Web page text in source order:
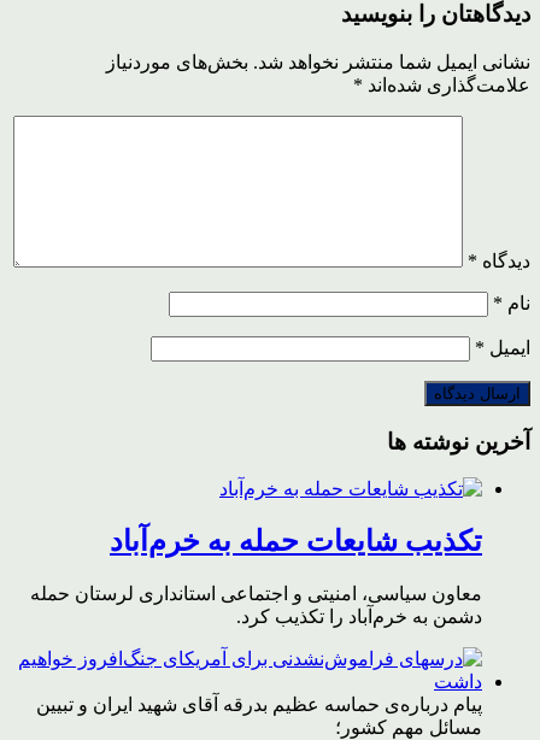
دیدگاهتان را بنویسید
نشانی ایمیل شما منتشر نخواهد شد. بخش‌های موردنیاز
علامت‌گذاری شده‌اند *
دیدگاه *
نام *
ایمیل *
آخرین نوشته ها
تکذیب شایعات حمله به خرم‌آباد
معاون سیاسی، امنیتی و اجتماعی استانداری لرستان حمله
دشمن به خرم‌آباد را تکذیب کرد.
پیام درباره‌ی حماسه عظیم بدرقه آقای شهید ایران و تبیین
مسائل مهم کشور؛